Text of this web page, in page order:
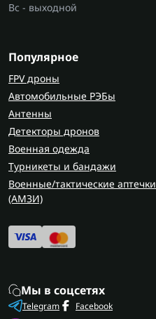
Вс - выходной
Популярное
FPV дроны
Автомобильные РЭБы
Антенны
Детекторы дронов
Военная одежда
Турникеты и бандажи
Военные/тактические аптечки
(AMЗИ)
Мы в соцсетях
Telegram Facebook